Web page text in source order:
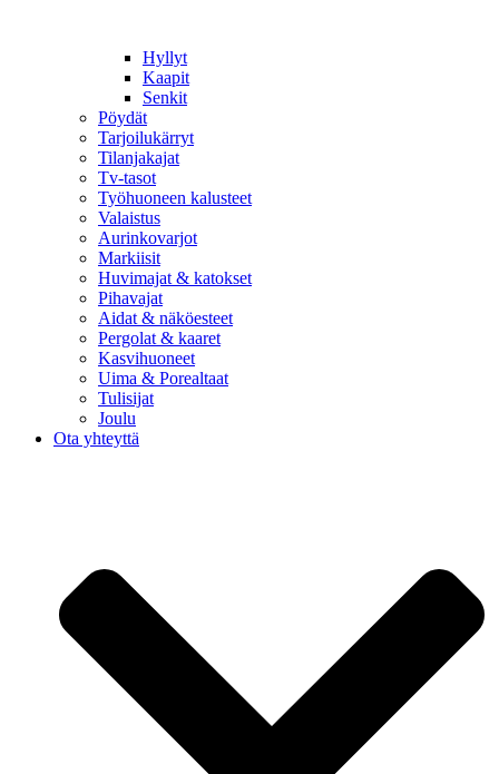
Hyllyt
Kaapit
Senkit
Pöydät
Tarjoilukärryt
Tilanjakajat
Tv-tasot
Työhuoneen kalusteet
Valaistus
Aurinkovarjot
Markiisit
Huvimajat & katokset
Pihavajat
Aidat & näköesteet
Pergolat & kaaret
Kasvihuoneet
Uima & Porealtaat
Tulisijat
Joulu
Ota yhteyttä